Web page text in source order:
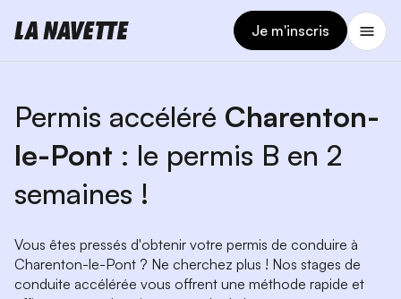
Je m'inscris
Permis accéléré Charenton-
le-Pont : le permis B en 2
semaines !
Vous êtes pressés d'obtenir votre permis de conduire à
Charenton-le-Pont ? Ne cherchez plus ! Nos stages de
conduite accélérée vous offrent une méthode rapide et